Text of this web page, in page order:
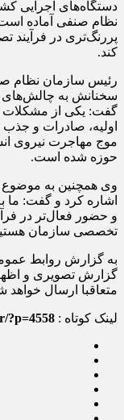
دستگاه‌های اجرایی
نظام صنفی آماده
پررنگ‌تری در فرآیند
کند.
رئیس سازمان نظام
سخنانش به چالش‌های
گفت: یکی از مشکلات
اولیه، صادرات و
موج مهاجرت نیروی
حوزه شده است.
وی همچنین به موضوع
اشاره کرد و گفت:
و حضور فعال‌تر در
تخصصی سازمان هستیم
به گزارش روابط
گزارش تصویری و
متعاقبا ارسال خواهد
لینک کوتاه : ?p=4558